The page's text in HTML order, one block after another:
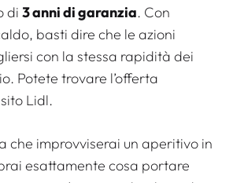
di 3 anni di garanzia. Con
basti dire che le azioni
con la stessa rapidità dei
Potete trovare l’offerta
Lidl.
che improvviserai un aperitivo in
esattamente cosa portare